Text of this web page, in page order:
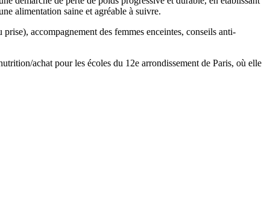
alimentation saine et agréable à suivre.
accompagnement des femmes enceintes, conseils anti-
achat pour les écoles du 12e arrondissement de Paris, où elle